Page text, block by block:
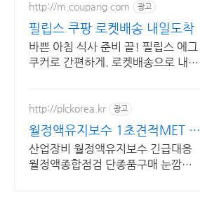
http://m.coupang.com 광고
필립스 쿠팡 로켓배송 내일도착
바쁜 아침 식사 준비 끝! 필립스 에그
쿠커로 간편하게. 로켓배송으로 내일
경험하세요.
http://plckorea.kr 광고
월정액유지보수 1초견적MET 산
업자동화 장비판매수리보수
산업장비 월정액유지보수 긴급대응
월정액종합점검 단종품구매 눈깜짝1